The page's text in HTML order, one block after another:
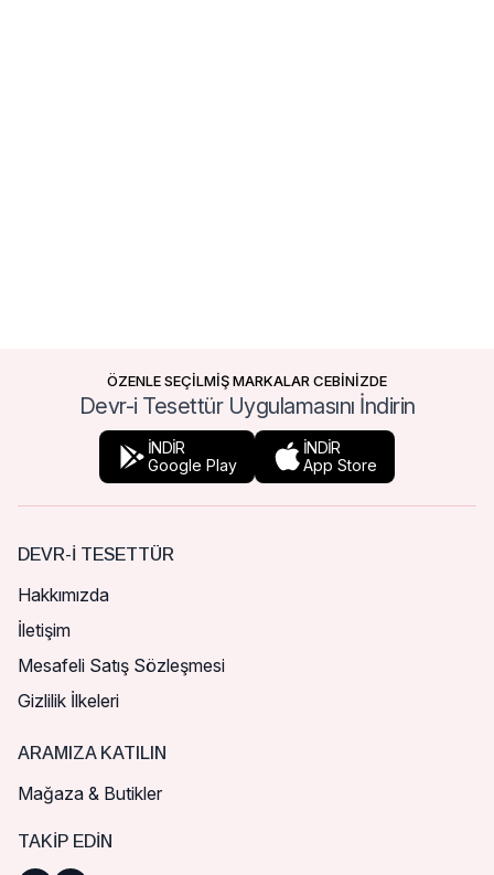
ÖZENLE SEÇİLMİŞ MARKALAR CEBİNİZDE
Devr-i Tesettür Uygulamasını İndirin
İNDİR
Google Play
İNDİR
App Store
DEVR-I TESETTÜR
Hakkımızda
İletişim
Mesafeli Satış Sözleşmesi
Gizlilik İlkeleri
ARAMIZA KATILIN
Mağaza & Butikler
TAKIP EDIN